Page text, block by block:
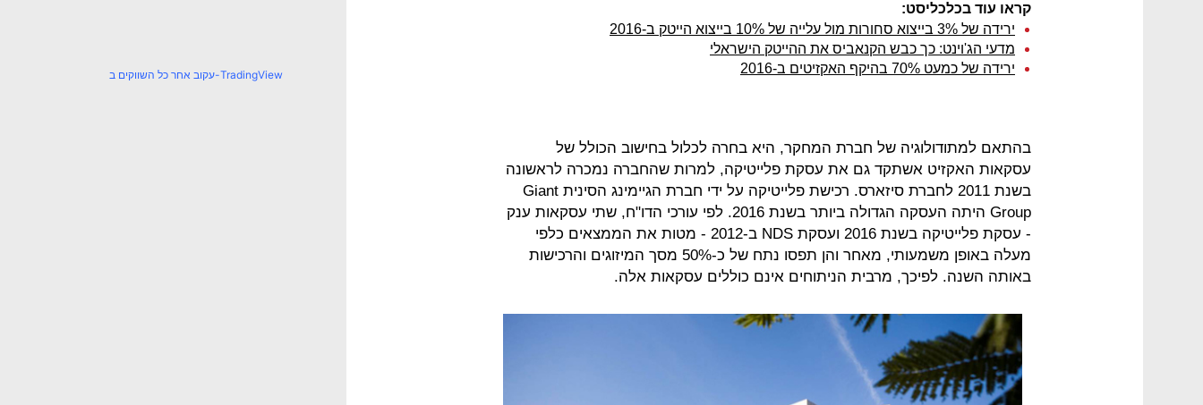
קראו עוד בכלכליסט:
ירידה של 3% בייצוא סחורות מול עלייה של 10% בייצוא הייטק ב-2016
מדעי הג'וינט: כך כבש הקנאביס את ההייטק הישראלי
ירידה של כמעט 70% בהיקף האקזיטים ב-2016
בהתאם למתודולוגיה של חברת המחקר, היא בחרה לכלול בחישוב הכולל של
עסקאות האקזיט אשתקד גם את עסקת פלייטיקה, למרות שהחברה נמכרה לראשונה
בשנת 2011 לחברת סיזארס. רכישת פלייטיקה על ידי חברת הגיימינג הסינית Giant
Group היתה העסקה הגדולה ביותר בשנת 2016. לפי עורכי הדו"ח, שתי עסקאות ענק
- עסקת פלייטיקה בשנת 2016 ועסקת NDS ב-2012 - מטות את הממצאים כלפי
מעלה באופן משמעותי, מאחר והן תפסו נתח של כ-50% מסך המיזוגים והרכישות
באותה השנה. לפיכך, מרבית הניתוחים אינם כוללים עסקאות אלה.
עקוב אחר כל השווקים ב-TradingView